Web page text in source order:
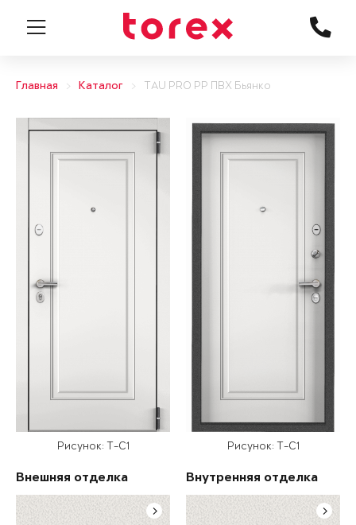
Главная Каталог TAU PRO PP ПВХ Бьянко
Рисунок: T-C1
Внешняя отделка
Рисунок: T-C1
Внутренняя отделка